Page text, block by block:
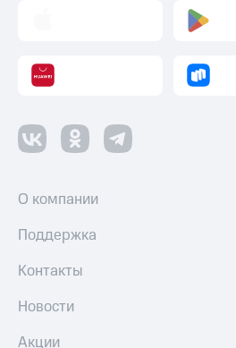
О компании
Поддержка
Контакты
Новости
Акции